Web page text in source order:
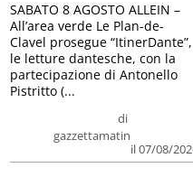
di
gazzettamatin
il 07/08/
SABATO 8 AGOSTO ALLEIN –
All’area verde Le Plan-de-
Clavel prosegue “ItinerDante”,
le letture dantesche, con la
partecipazione di Antonello
Pistritto (...